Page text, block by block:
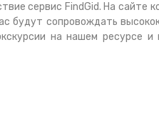
сервис FindGid. На
сопровождать
на нашем ресурсе